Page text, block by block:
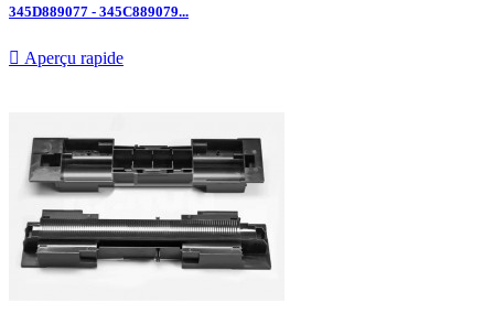
345D889077 - 345C889079...
 Aperçu rapide